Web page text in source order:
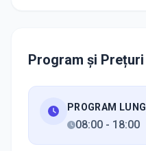
Program și Prețuri
PROGRAM LUNG
08:00 - 18:00